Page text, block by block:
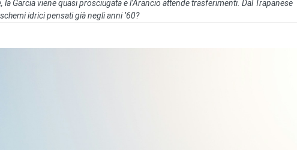
la Garcia viene quasi prosciugata e l’Arancio attende trasferimenti. Dal Trapanese
idrici pensati già negli anni ’60?